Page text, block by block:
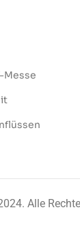
Messe
Alle